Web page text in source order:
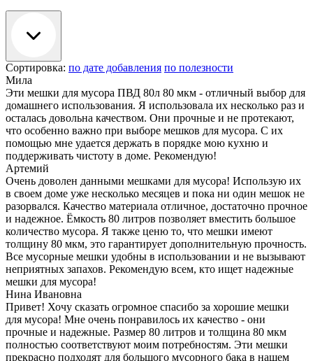
Сортировка: по дате добавления по полезности
Мила
Эти мешки для мусора ПВД 80л 80 мкм - отличный выбор для
домашнего использования. Я использовала их несколько раз и
осталась довольна качеством. Они прочные и не протекают,
что особенно важно при выборе мешков для мусора. С их
помощью мне удается держать в порядке мою кухню и
поддерживать чистоту в доме. Рекомендую!
Артемий
Очень доволен данными мешками для мусора! Использую их
в своем доме уже несколько месяцев и пока ни один мешок не
разорвался. Качество материала отличное, достаточно прочное
и надежное. Ёмкость 80 литров позволяет вместить большое
количество мусора. Я также ценю то, что мешки имеют
толщину 80 мкм, это гарантирует дополнительную прочность.
Все мусорные мешки удобны в использовании и не вызывают
неприятных запахов. Рекомендую всем, кто ищет надежные
мешки для мусора!
Нина Ивановна
Привет! Хочу сказать огромное спасибо за хорошие мешки
для мусора! Мне очень понравилось их качество - они
прочные и надежные. Размер 80 литров и толщина 80 мкм
полностью соответствуют моим потребностям. Эти мешки
прекрасно подходят для большого мусорного бака в нашем